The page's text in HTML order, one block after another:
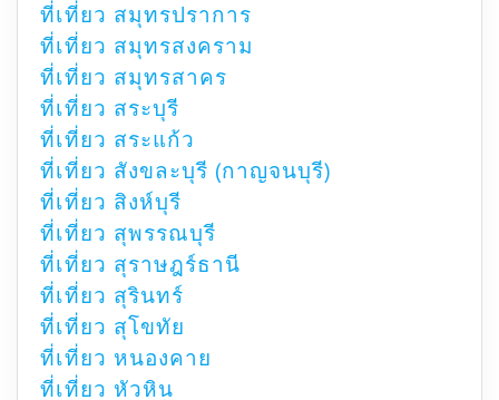
ที่เที่ยว สมุทรปราการ
ที่เที่ยว สมุทรสงคราม
ที่เที่ยว สมุทรสาคร
ที่เที่ยว สระบุรี
ที่เที่ยว สระแก้ว
ที่เที่ยว สังขละบุรี (กาญจนบุรี)
ที่เที่ยว สิงห์บุรี
ที่เที่ยว สุพรรณบุรี
ที่เที่ยว สุราษฎร์ธานี
ที่เที่ยว สุรินทร์
ที่เที่ยว สุโขทัย
ที่เที่ยว หนองคาย
ที่เที่ยว หัวหิน